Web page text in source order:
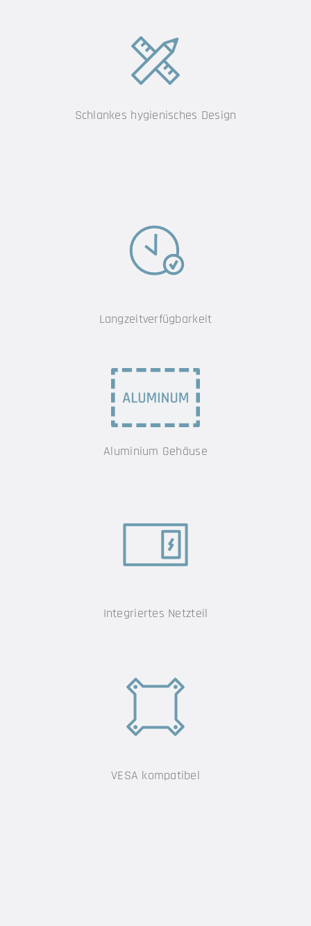
Schlankes hygienisches Design
Langzeit­verfügbarkeit
Aluminium Gehäuse
Integriertes Netzteil
VESA kompatibel